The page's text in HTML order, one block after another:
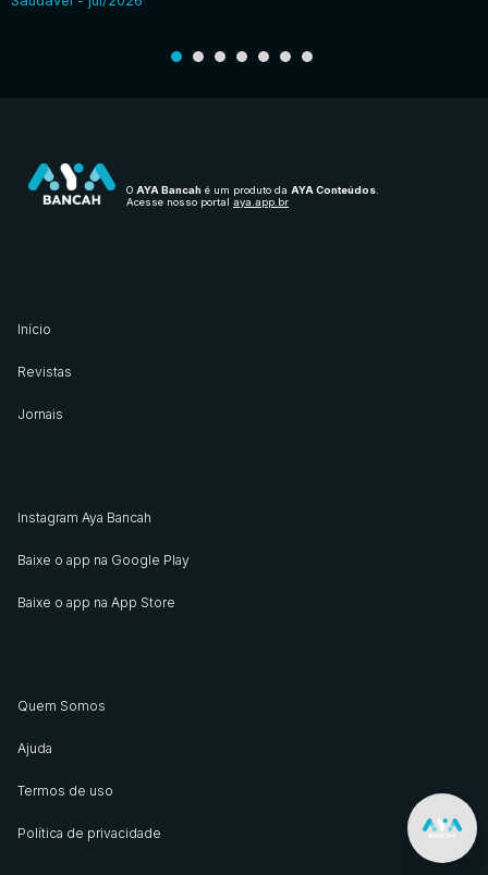
O AYA Bancah é um produto da AYA Conteúdos
Acesse nosso portal aya.app.br
Início
Revistas
Jornais
Instagram Aya Bancah
Baixe o app na Google Play
Baixe o app na App Store
Quem Somos
Ajuda
Termos de uso
Política de privacidade